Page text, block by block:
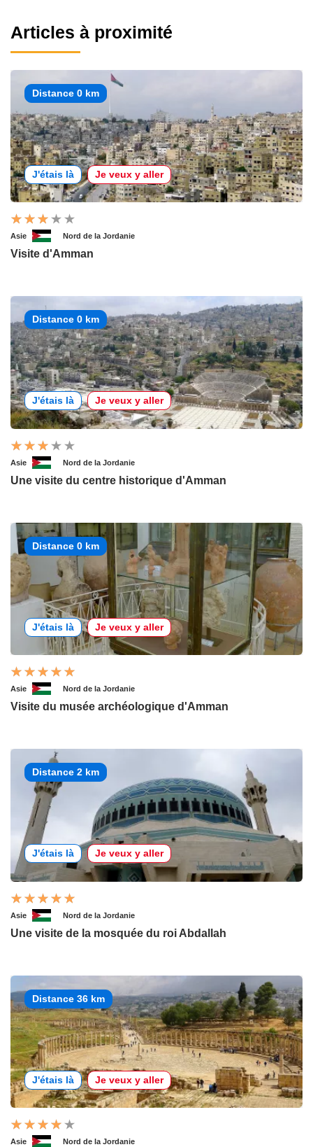
Articles à proximité
Distance 0 km
J'étais là Je veux y aller
Asie Nord de la Jordanie
Visite d'Amman
Distance 0 km
J'étais là Je veux y aller
Asie Nord de la Jordanie
Une visite du centre historique d'Amman
Distance 0 km
J'étais là Je veux y aller
Asie Nord de la Jordanie
Visite du musée archéologique d'Amman
Distance 2 km
J'étais là Je veux y aller
Asie Nord de la Jordanie
Une visite de la mosquée du roi Abdallah
Distance 36 km
J'étais là Je veux y aller
Asie Nord de la Jordanie